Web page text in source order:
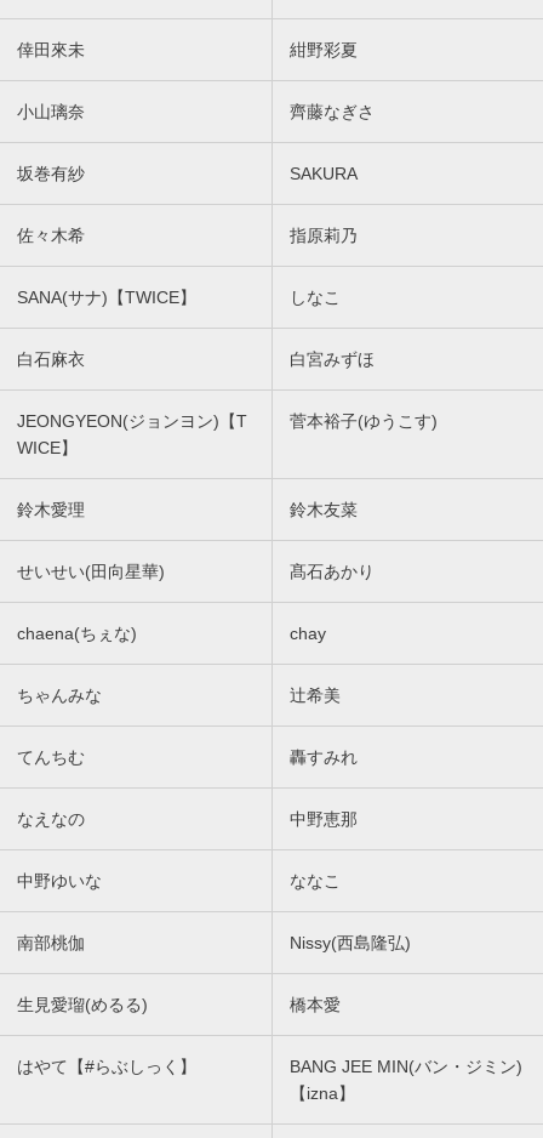
倖田來未 紺野彩夏
小山璃奈 齊藤なぎさ
坂巻有紗 SAKURA
佐々木希 指原莉乃
SANA(サナ)【TWICE】 しなこ
白石麻衣 白宮みずほ
JEONGYEON(ジョンヨン)【T
WICE】
菅本裕子(ゆうこす)
鈴木愛理 鈴木友菜
せいせい(田向星華) 髙石あかり
chaena(ちぇな) chay
ちゃんみな 辻希美
てんちむ 轟すみれ
なえなの 中野恵那
中野ゆいな ななこ
南部桃伽 Nissy(西島隆弘)
生見愛瑠(めるる) 橋本愛
はやて【#らぶしっく】
BANG JEE MIN(バン・ジミン)
【izna】